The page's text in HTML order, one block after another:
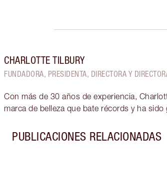
CHARLOTTE TILBURY
FUNDADORA, PRESIDENTA, DIRECTORA Y
Con más de 30 años de experiencia,
marca de belleza que bate récords y ha
PUBLICACIONES RELACIONADAS